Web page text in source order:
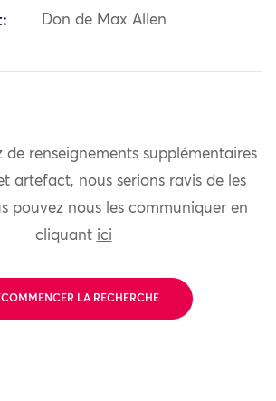
Don de Max Allen
de renseignements supplémentaires
artefact, nous serions ravis de les
pouvez nous les communiquer en
cliquant ici
LA RECHERCHE